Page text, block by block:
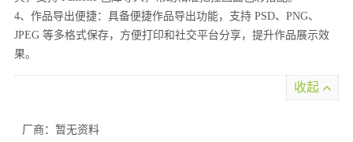
4、作品导出便捷：具备便捷作品导出功能，支持 PSD、PNG、
JPEG 等多格式保存，方便打印和社交平台分享，提升作品展示效
果。
收起
厂商：暂无资料